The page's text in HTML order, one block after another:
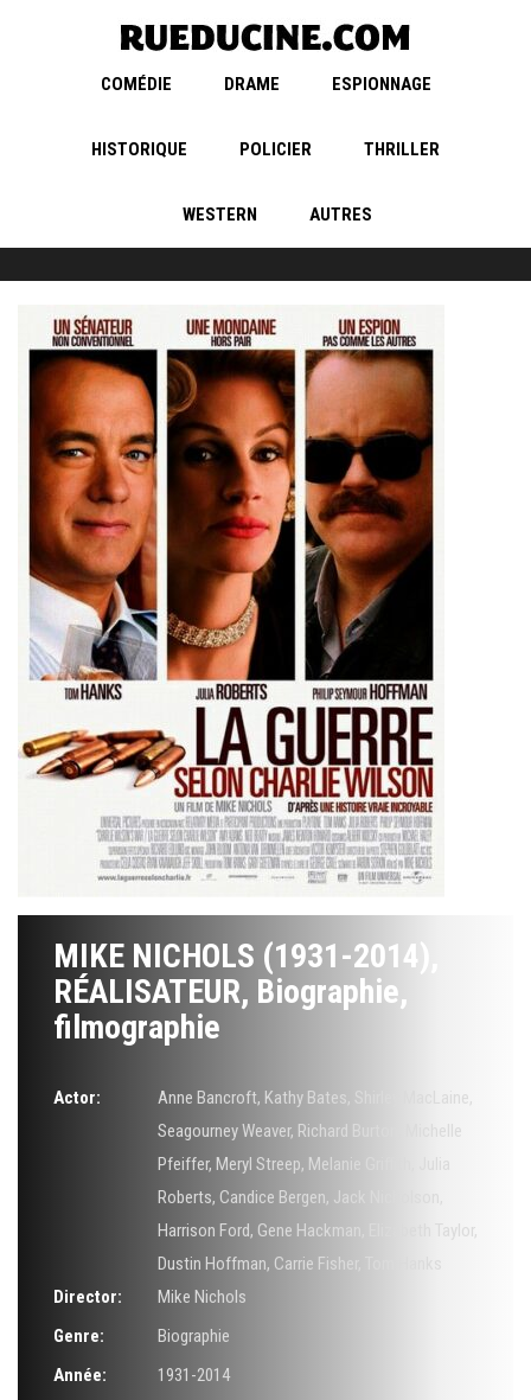
COMÉDIE DRAME ESPIONNAGE
HISTORIQUE POLICIER THRILLER
WESTERN AUTRES
MIKE NICHOLS (1931-2014),
RÉALISATEUR, Biographie,
filmographie
Actor: Anne Bancroft, Kathy Bates, Shirley MacLaine,
Seagourney Weaver, Richard Burton
Michelle
Pfeiffer, Meryl Streep, Melanie Griffith
Roberts, Candice Bergen, Jack Nicholson
Harrison Ford, Gene Hackman Elizabeth Taylor,
Dustin Hoffman, Carrie Fisher
Director:
Mike Nichols
Genre:
Biographie
Année:
1931-2014